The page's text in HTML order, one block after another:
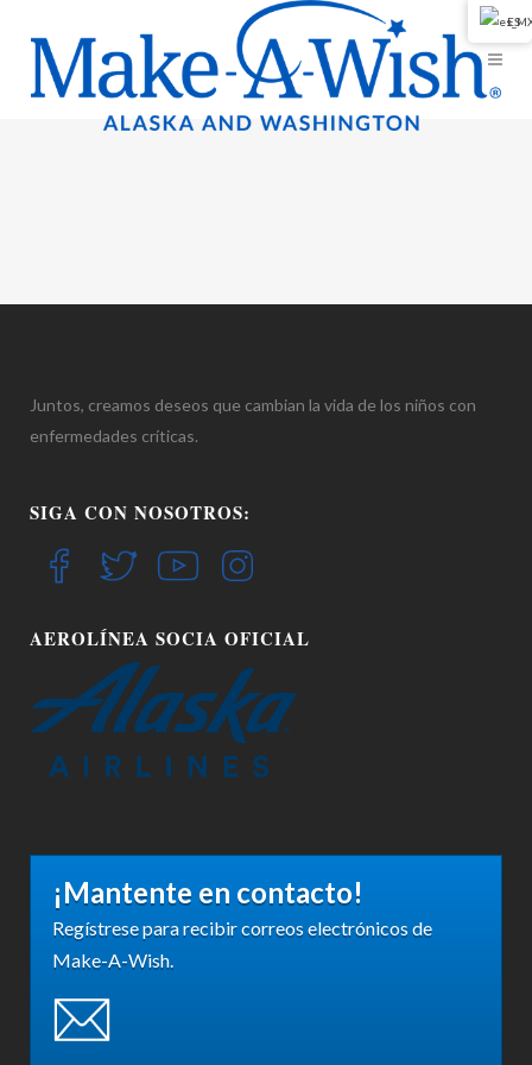
Juntos, creamos deseos que cambian la vida de los niños con
enfermedades críticas.
SIGA CON NOSOTROS:
AEROLÍNEA SOCIA OFICIAL
¡Mantente en contacto!
Regístrese para recibir correos electrónicos de
Make-A-Wish.
ES